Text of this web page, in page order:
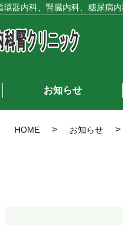
環器内科、腎臓内科、糖尿病
お知らせ
HOME お知らせ